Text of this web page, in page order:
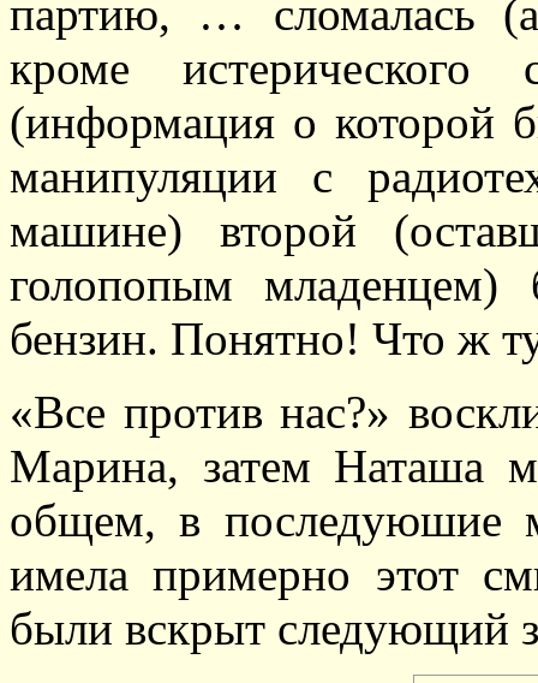
партию, … сломалась
кроме
(информация о которой
манипуляции с
машине) второй
голопопым младенцем)
бензин. Понятно! Что ж
«Все против нас?»
Марина, затем Наташа
общем, в последуюшие
имела примерно этот
были вскрыт следующий